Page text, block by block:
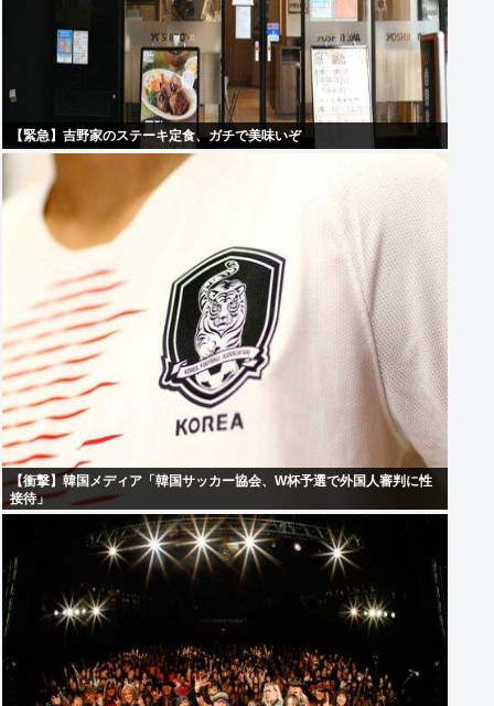
【緊急】吉野家のステーキ定食、ガチで美味いぞ
【衝撃】韓国メディア「韓国サッカー協会、W杯予選で外国人審判に性
接待」